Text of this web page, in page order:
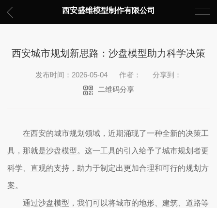
西安盛维模型制作有限公司
西安城市规划新思路：沙盘模型助力科学决策
发布时间：2026-05-04 作者：
分享到：
二维码分享
在西安的城市规划领域，近期涌现了一种全新的决策工
具，那就是沙盘模型。这一工具的引入给予了城市规划者更
科学、直观的支持，助力于制定出更加合理和可行的规划方
案。
通过沙盘模型，我们可以将城市的地形、建筑、道路等